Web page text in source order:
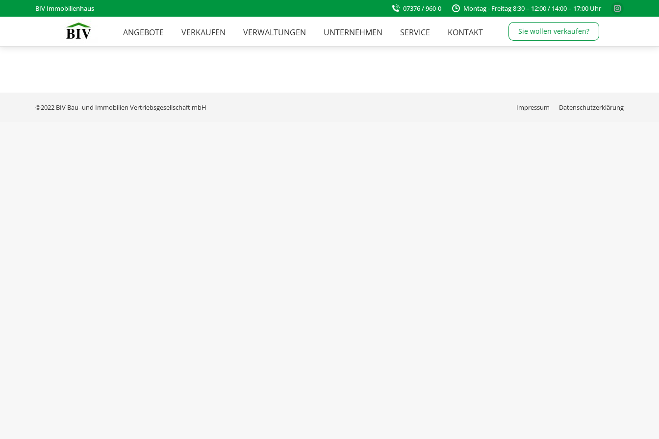
BIV Immobilienhaus 07376 / 960-0 Montag - Freitag 8:30 – 12:00 / 14:00 – 17:00 Uhr
Instagram
ANGEBOTE VERKAUFEN VERWALTUNGEN UNTERNEHMEN SERVICE KONTAKT Sie wollen verkaufen?
©2022 BIV Bau- und Immobilien Vertriebsgesellschaft mbH Impressum Datenschutzerklärung